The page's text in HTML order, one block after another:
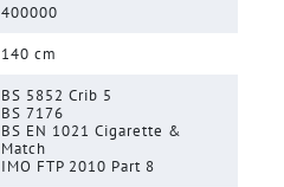
400000
140 cm
BS 5852 Crib 5
BS 7176
BS EN 1021 Cigarette &
Match
IMO FTP 2010 Part 8